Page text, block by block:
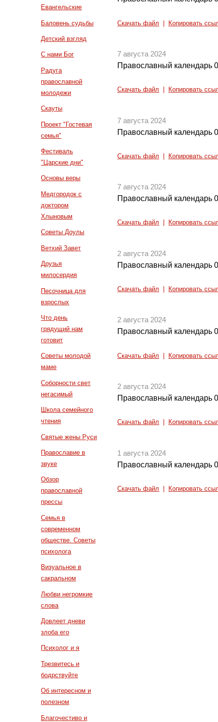
Евангельские
Баловень судьбы
Детский взгляд
С нами Бог
Радуга
православной
молодежи
Скауты
Проект "Гостевая
семья"
Фестиваль
"Царские дни"
Основы веры
Медгородок с
доктором
Хлыновым
Советы Доулы
Ветхий Завет
Друзья
милосердия
Песочница для
взрослых
Что день
грядущий нам
готовит
Советы молодой
маме
Соборности свет
негасимый
Школа семейного
чтения
Святые жены Руси
Православие в
звуке
Обзор
православной
прессы
Семья в
современном
обществе. Советы
психолога
Визуальное в
сакральном
Любви негромкие
слова
Довлеет дневи
злоба его
Психолог и я
Трезвитесь и
бодрствуйте
Об интересном и
полезном
Благочестиво и
Скачать файл Копировать
7 августа 2024
Православный календарь
Скачать файл Копировать
7 августа 2024
Православный календарь
Скачать файл Копировать
7 августа 2024
Православный календарь
Скачать файл Копировать
2 августа 2024
Православный календарь
Скачать файл Копировать
2 августа 2024
Православный календарь
Скачать файл Копировать
2 августа 2024
Православный календарь
Скачать файл Копировать
1 августа 2024
Православный календарь
Скачать файл Копировать